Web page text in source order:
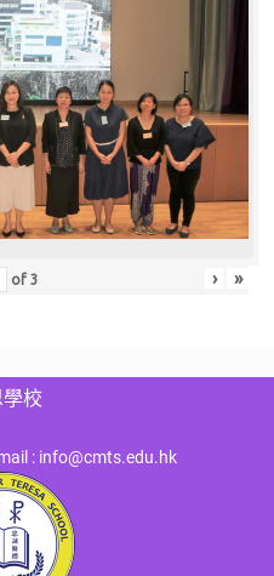
of3 › »
校
: info@cmts.edu.hk